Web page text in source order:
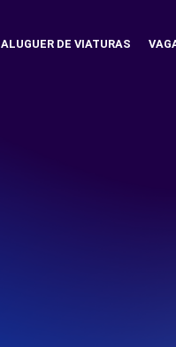
ALUGUER DE VIATURAS